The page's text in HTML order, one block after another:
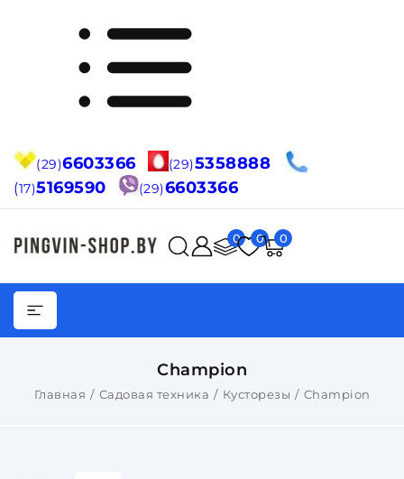
(29)6603366 (29)5358888
(17)5169590 (29)6603366
0 0 0
Champion
Главная Садовая техника Кусторезы Champion